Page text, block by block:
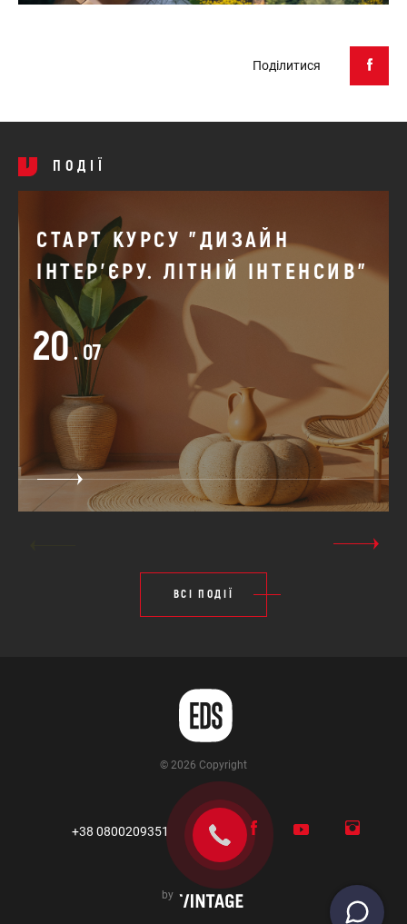
Поділитися
ПОДІЇ
СТАРТ КУРСУ "ДИЗАЙН
ІНТЕР'ЄРУ. ЛІТНІЙ ІНТЕНСИВ"
20. 07
ВСІ ПОДІЇ
© 2026 Copyright
+38 0800209351
by